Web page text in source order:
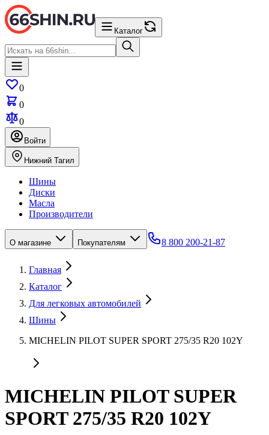
Каталог
0
0
0
Войти
Нижний Тагил
Шины
Диски
Масла
Производители
О магазине Покупателям 8 800 200-21-87
Главная
Каталог
Для легковых автомобилей
Шины
MICHELIN PILOT SUPER SPORT 275/35 R20 102Y
MICHELIN PILOT SUPER
SPORT 275/35 R20 102Y